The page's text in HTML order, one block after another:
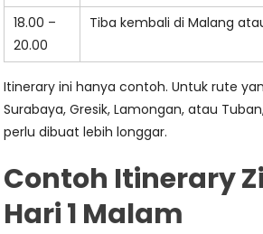
18.00 –
20.00
Tiba kembali di Malang
Itinerary ini hanya contoh. Untuk rute
Surabaya, Gresik, Lamongan, atau
perlu dibuat lebih longgar.
Contoh Itinerary
Hari 1 Malam